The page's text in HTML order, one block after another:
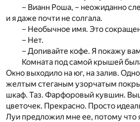
– Вианн Роша, – неожиданно
и я даже почти не солгала.
– Необычное имя. Это
– Нет.
– Допивайте кофе. Я покажу
Комната под самой крышей
Окно выходило на юг, на залив.
желтым стеганым узорчатым
шкаф. Таз. Фарфоровый кувшин.
цветочек. Прекрасно. Просто
Луи предложил мне ее, потому что